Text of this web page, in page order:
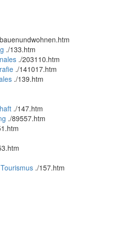
./133.htm
./203110.htm
./141017.htm
./139.htm
./147.htm
./89557.htm
./157.htm